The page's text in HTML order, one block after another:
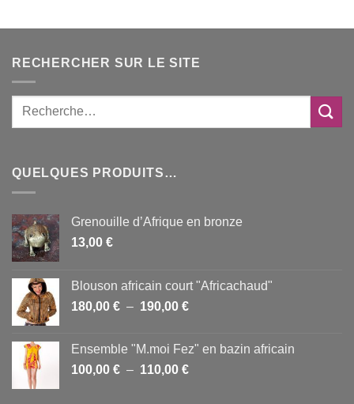
RECHERCHER SUR LE SITE
QUELQUES PRODUITS…
Grenouille d’Afrique en bronze
13,00 €
Blouson africain court "Africachaud"
180,00 € – 190,00 €Plage
180,00 €
à
Ensemble "M.moi Fez" en bazin africain
100,00 € – 110,00 €Plage